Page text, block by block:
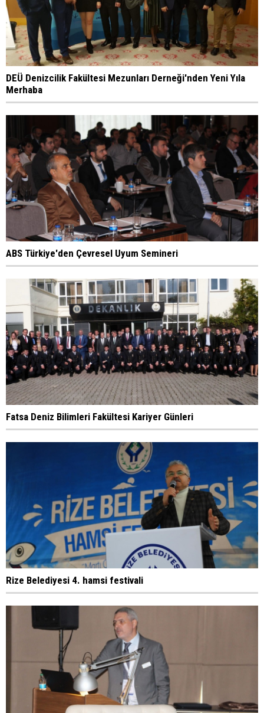
DEÜ Denizcilik Fakültesi Mezunları Derneği'nden Yeni Yıla
Merhaba
ABS Türkiye'den Çevresel Uyum Semineri
Fatsa Deniz Bilimleri Fakültesi Kariyer Günleri
Rize Belediyesi 4. hamsi festivali